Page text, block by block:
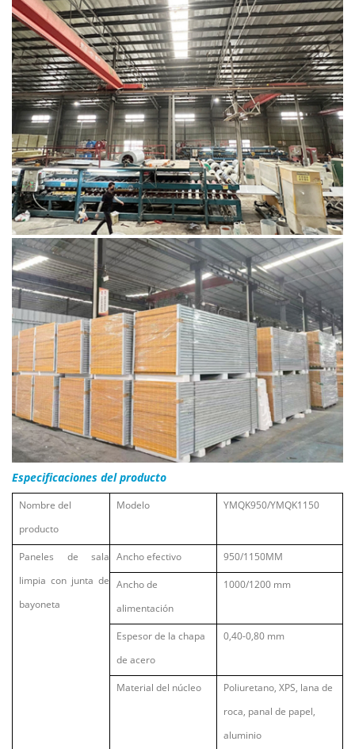
Especificaciones del producto
Nombre del
producto
Modelo YMQK950/YMQK1150
Paneles de sala
limpia con junta de
bayoneta
Ancho efectivo 950/1150MM
Ancho de
alimentación
1000/1200 mm
Espesor de la chapa
de acero
0,40-0,80 mm
Material del núcleo
Poliuretano, XPS, lana de
roca, panal de papel,
aluminio